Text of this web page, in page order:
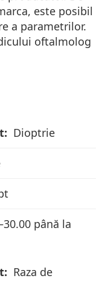
este posibil
a parametrilor.
oftalmolog
Dioptrie
până la
Raza de